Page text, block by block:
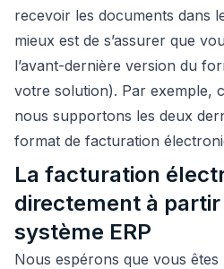
recevoir les documents dans
mieux est de s’assurer que
l’avant-dernière version du
votre solution). Par exemple,
nous supportons les deux
format de facturation
La facturation
directement à
système ERP
Nous espérons que vous